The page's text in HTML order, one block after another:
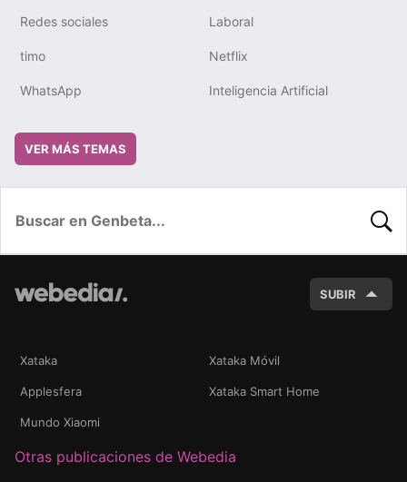
Redes sociales Laboral
timo Netflix
WhatsApp Inteligencia Artificial
VER MÁS TEMAS
SUBIR
Xataka Xataka Móvil
Applesfera Xataka Smart Home
Mundo Xiaomi
Otras publicaciones de Webedia